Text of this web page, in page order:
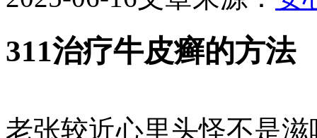
311治疗牛皮癣的方法
老张较近心里头怪不是